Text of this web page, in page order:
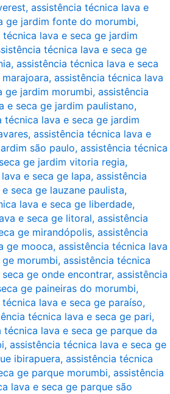
, assistência técnica lava e
ge jardim fonte do morumbi,
técnica lava e seca ge jardim
técnica lava e seca ge
, assistência técnica lava e seca
, assistência técnica lava
ge jardim morumbi, assistência
e seca ge jardim paulistano,
técnica lava e seca ge jardim
, assistência técnica lava e
são paulo, assistência técnica
ge jardim vitoria regia,
e seca ge lapa, assistência
seca ge lauzane paulista,
lava e seca ge liberdade,
e seca ge litoral, assistência
ge mirandópolis, assistência
ge mooca, assistência técnica lava
morumbi, assistência técnica
ge onde encontrar, assistência
ge paineiras do morumbi,
lava e seca ge paraíso,
técnica lava e seca ge pari,
técnica lava e seca ge parque da
, assistência técnica lava e seca ge
ibirapuera, assistência técnica
ge parque morumbi, assistência
lava e seca ge parque são